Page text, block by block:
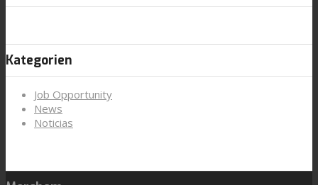
Kategorien
Job Opportunity
News
Noticias